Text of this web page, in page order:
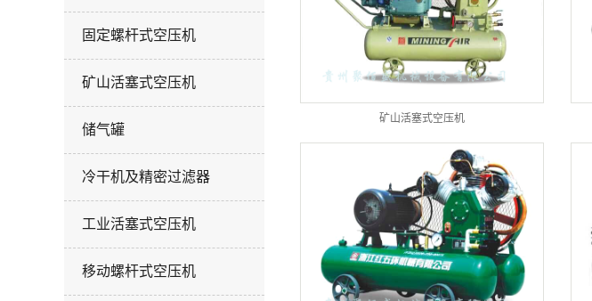
储气罐
冷干机及精密过滤器
工业活塞式空压机
移动螺杆式空压机
风镐、凿岩机、钻车
系列
固定螺杆式空压机
矿山活塞式空压机
储气罐
冷干机及精密过滤器
工业活塞式空压机
移动螺杆式空压机
矿山活塞式空压机